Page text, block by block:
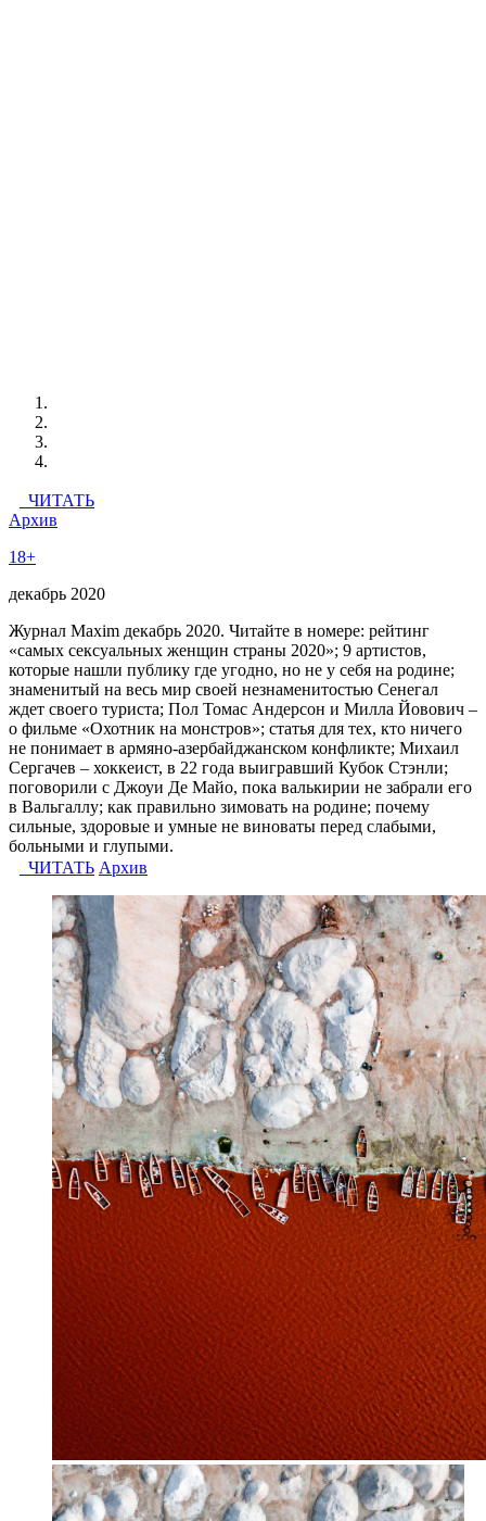
ЧИТАТЬ
Архив
18+
декабрь 2020
Журнал Maxim декабрь 2020. Читайте в номере: рейтинг
«самых сексуальных женщин страны 2020»; 9 артистов,
которые нашли публику где угодно, но не у себя на родине;
знаменитый на весь мир своей незнаменитостью Сенегал
ждет своего туриста; Пол Томас Андерсон и Милла Йовович –
о фильме «Охотник на монстров»; статья для тех, кто ничего
не понимает в армяно-азербайджанском конфликте; Михаил
Сергачев – хоккеист, в 22 года выигравший Кубок Стэнли;
поговорили с Джоуи Де Майо, пока валькирии не забрали его
в Вальгаллу; как правильно зимовать на родине; почему
сильные, здоровые и умные не виноваты перед слабыми,
больными и глупыми.
ЧИТАТЬ Архив